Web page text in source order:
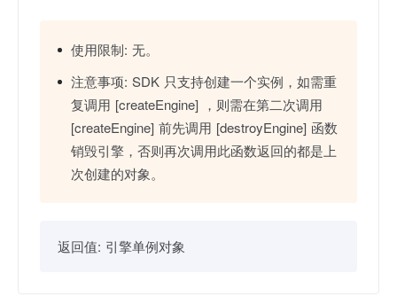
使用限制: 无。
注意事项: SDK 只支持创建一个实例，如需重
复调用 [createEngine] ，则需在第二次调用
[createEngine] 前先调用 [destroyEngine] 函数
销毁引擎，否则再次调用此函数返回的都是上
次创建的对象。
返回值: 引擎单例对象